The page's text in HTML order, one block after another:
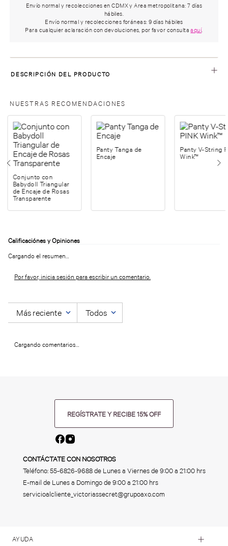
Envío normal y recolecciones en CDMX y Area metropolitana: 7 días
hábiles.
Envío normal y recolecciones foráneas: 9 días hábiles
Para cualquier aclaración con devoluciones, por favor consultaaquí.
DESCRIPCIÓN DEL PRODUCTO
NUESTRAS RECOMENDACIONES
Conjunto con
Babydoll Triangular
de Encaje de Rosas
Transparente
Panty Tanga de
Encaje
Panty V-String
Wink™
Cargando el resumen…
Por favor, inicia sesión para escribir un comentario.
Más reciente Todos
Cargando comentarios…
REGÍSTRATE Y RECIBE 15% OFF
CONTÁCTATE CON NOSOTROS
Teléfono:55-6826-9688de Lunes a Viernes de 9:00 a 21:00 hrs
E-mail de Lunes a Domingo de 9:00 a 21:00 hrs
servicioalcliente_victoriassecret@grupoaxo.com
AYUDA